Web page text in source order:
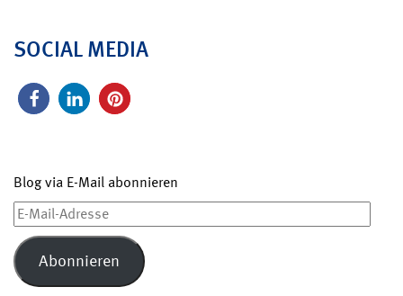
SOCIAL MEDIA
Blog via E-Mail abonnieren
E-
Mail-
Adresse
Abonnieren